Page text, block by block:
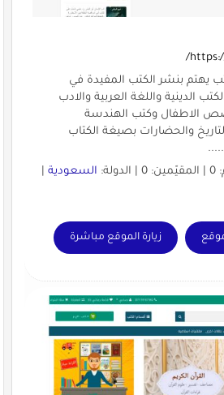
يهتم بنشر الكتب المفيدة في
الدينية واللغة العربية والادب
الاطفال وكتب الهندسة
والحضارات بصيغة الكتاب
السعودية|
زيارة الموقع مباشرة